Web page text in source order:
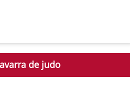
de judo